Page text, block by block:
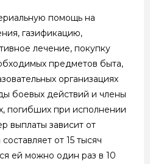
помощь на
газификацию,
лечение, покупку
предметов быта,
организациях
боевых действий и члены
погибших при исполнении
выплаты зависит от
от 15 тысяч
ей можно один раз в 10